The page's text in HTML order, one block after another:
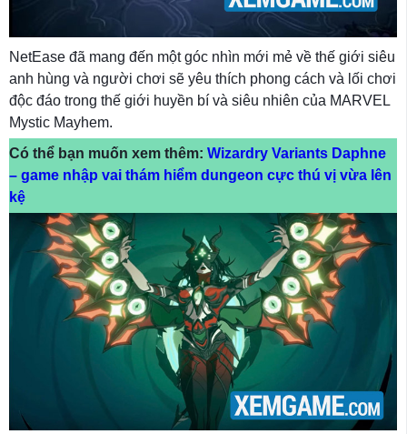
NetEase đã mang đến một góc nhìn mới mẻ về thế giới siêu
anh hùng và người chơi sẽ yêu thích phong cách và lối chơi
độc đáo trong thế giới huyền bí và siêu nhiên của MARVEL
Mystic Mayhem.
Có thể bạn muốn xem thêm: Wizardry Variants Daphne
– game nhập vai thám hiểm dungeon cực thú vị vừa lên
kệ